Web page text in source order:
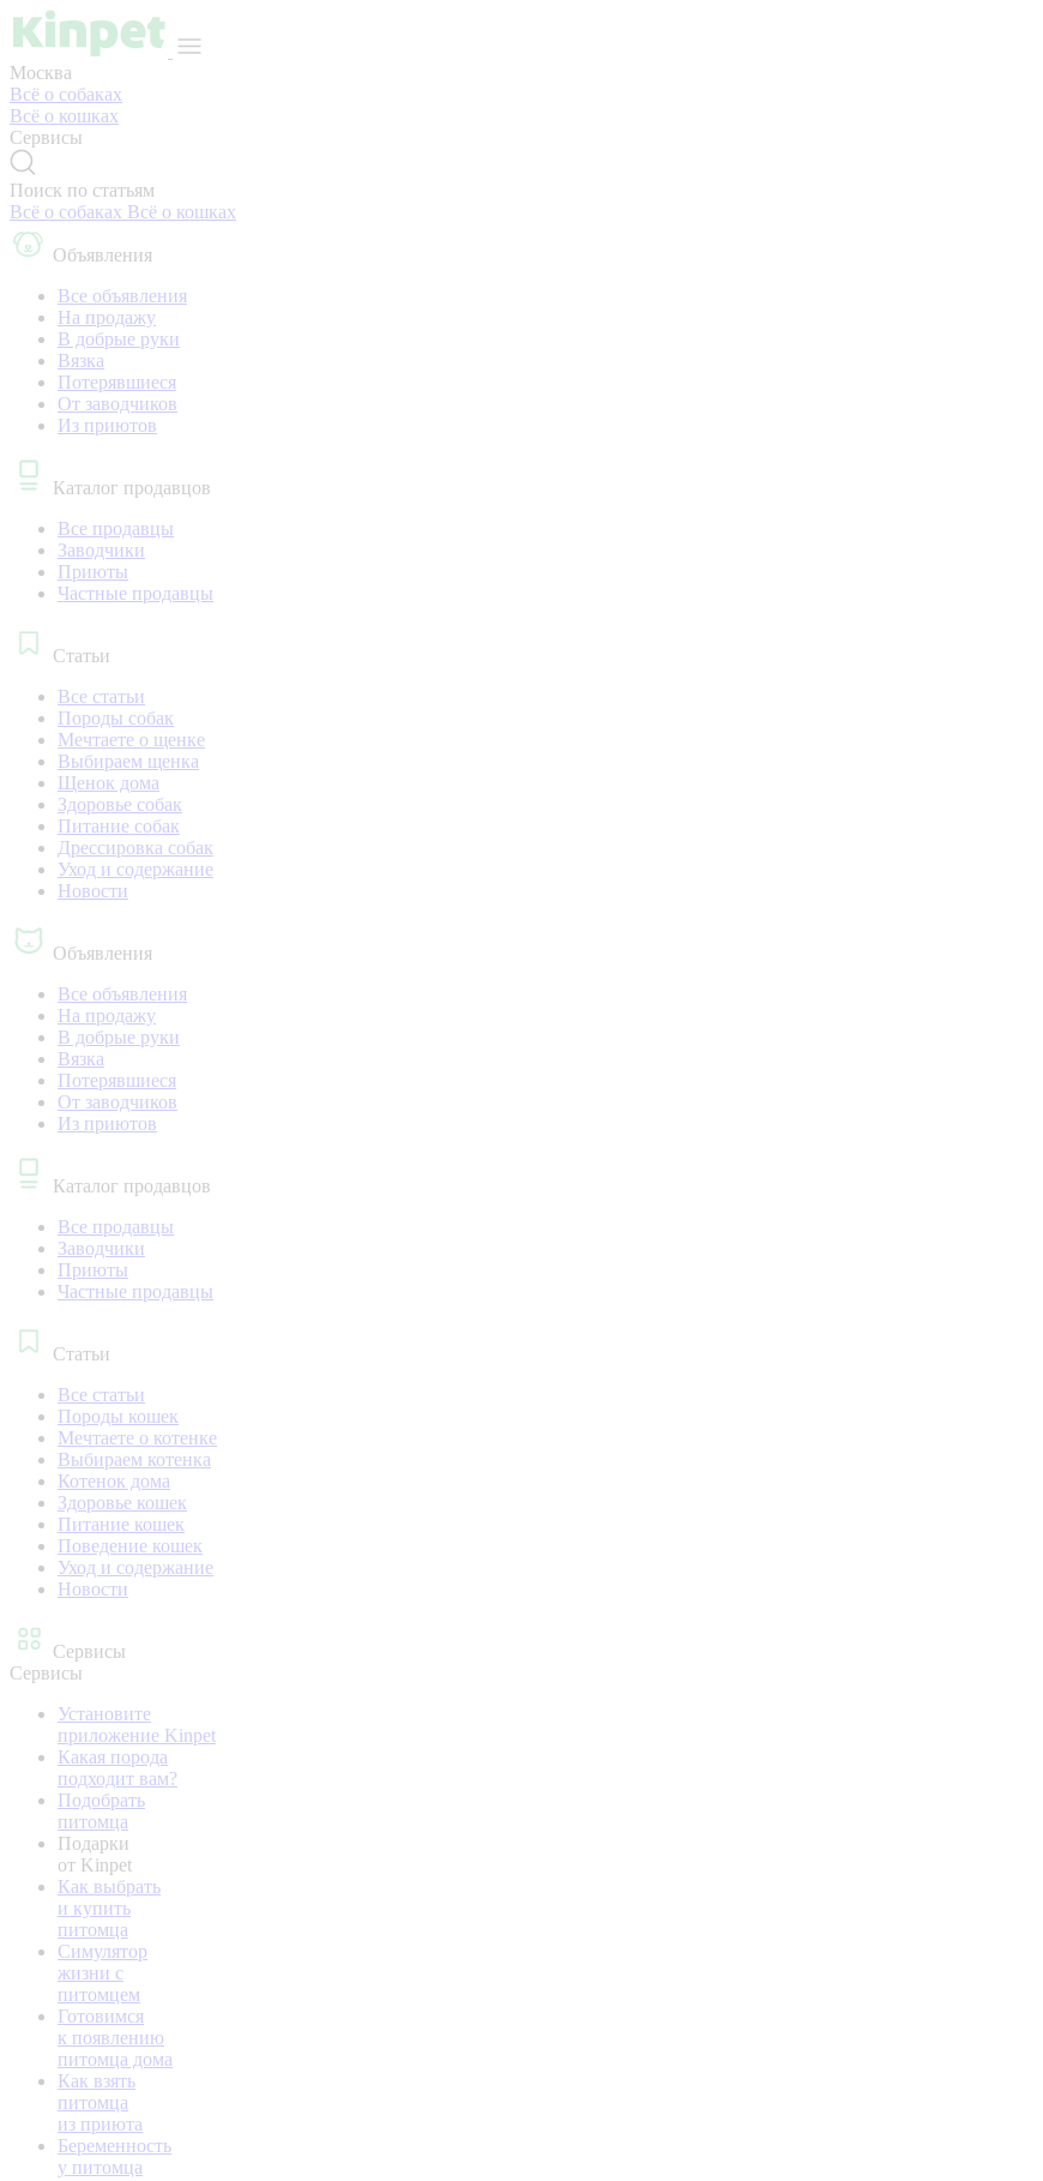
Москва
Всё о собаках
Всё о кошках
Сервисы
Поиск по статьям
Всё о собаках Всё о кошках
Объявления
Все объявления
На продажу
В добрые руки
Вязка
Потерявшиеся
От заводчиков
Из приютов
Каталог продавцов
Все продавцы
Заводчики
Приюты
Частные продавцы
Статьи
Все статьи
Породы собак
Мечтаете о щенке
Выбираем щенка
Щенок дома
Здоровье собак
Питание собак
Дрессировка собак
Уход и содержание
Новости
Объявления
Все объявления
На продажу
В добрые руки
Вязка
Потерявшиеся
От заводчиков
Из приютов
Каталог продавцов
Все продавцы
Заводчики
Приюты
Частные продавцы
Статьи
Все статьи
Породы кошек
Мечтаете о котенке
Выбираем котенка
Котенок дома
Здоровье кошек
Питание кошек
Поведение кошек
Уход и содержание
Новости
Сервисы
Сервисы
Установите
приложение Kinpet
Какая порода
подходит вам?
Подобрать
питомца
Подарки
от Kinpet
Как выбрать
и купить
питомца
Симулятор
жизни с
питомцем
Готовимся
к появлению
питомца дома
Как взять
питомца
из приюта
Беременность
у питомца